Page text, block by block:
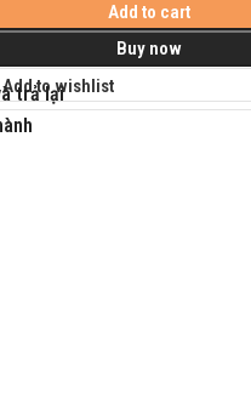
Add to cart
Buy now
Add to wishlist
trả lại